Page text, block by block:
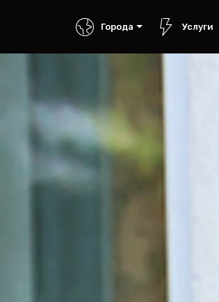
Города Услуги